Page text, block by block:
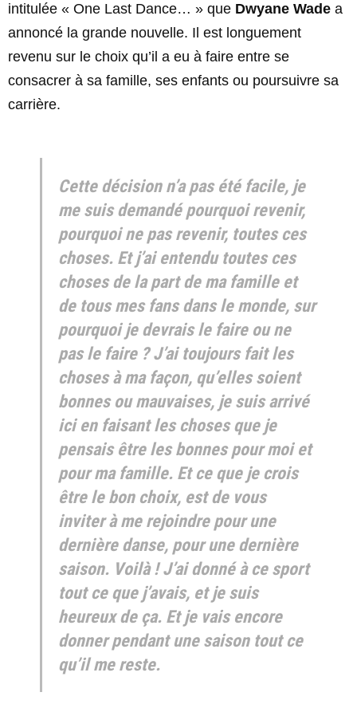
intitulée « One Last Dance… » que Dwyane Wade a
annoncé la grande nouvelle. Il est longuement
revenu sur le choix qu’il a eu à faire entre se
consacrer à sa famille, ses enfants ou poursuivre sa
carrière.
Cette décision n’a pas été facile, je
me suis demandé pourquoi revenir,
pourquoi ne pas revenir, toutes ces
choses. Et j’ai entendu toutes ces
choses de la part de ma famille et
de tous mes fans dans le monde, sur
pourquoi je devrais le faire ou ne
pas le faire ? J’ai toujours fait les
choses à ma façon, qu’elles soient
bonnes ou mauvaises, je suis arrivé
ici en faisant les choses que je
pensais être les bonnes pour moi et
pour ma famille. Et ce que je crois
être le bon choix, est de vous
inviter à me rejoindre pour une
dernière danse, pour une dernière
saison. Voilà ! J’ai donné à ce sport
tout ce que j’avais, et je suis
heureux de ça. Et je vais encore
donner pendant une saison tout ce
qu’il me reste.